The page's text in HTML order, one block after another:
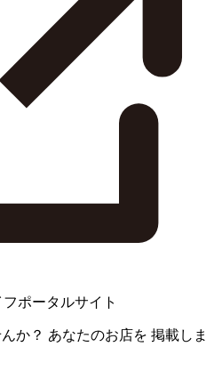
ポータルサイト
か？ あなたのお店を 掲載しま